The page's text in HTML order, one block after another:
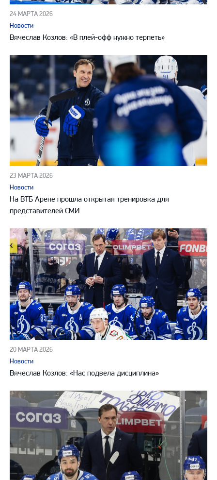
24 МАРТА 2026
Новости
Вячеслав Козлов: «В плей-офф нужно терпеть»
23 МАРТА 2026
Новости
На ВТБ Арене прошла открытая тренировка для
представителей СМИ
20 МАРТА 2026
Новости
Вячеслав Козлов: «Нас подвела дисциплина»